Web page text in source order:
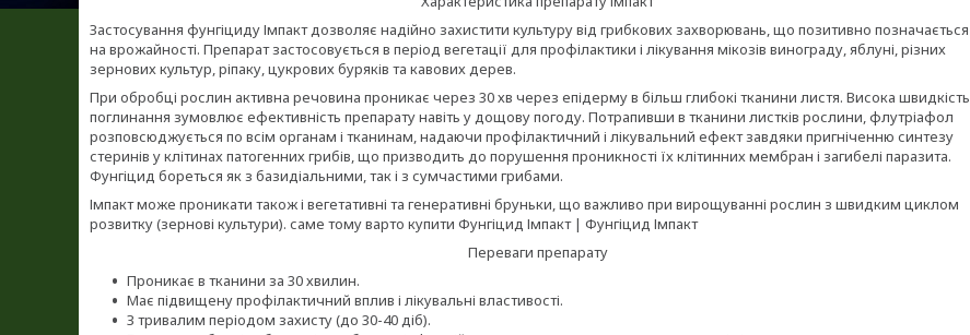
Застосування фунгіциду Імпакт дозволяє надійно захистити культуру від грибкових захворювань, що позитивно позначається
на врожайності. Препарат застосовується в період вегетації для профілактики і лікування мікозів винограду, яблуні, різних
зернових культур, ріпаку, цукрових буряків та кавових дерев.
При обробці рослин активна речовина проникає через 30 хв через епідерму в більш глибокі тканини листя. Висока швидкість
поглинання зумовлює ефективність препарату навіть у дощову погоду. Потрапивши в тканини листків рослини, флутріафол
розповсюджується по всім органам і тканинам, надаючи профілактичний і лікувальний ефект завдяки пригніченню синтезу
стеринів у клітинах патогенних грибів, що призводить до порушення проникності їх клітинних мембран і загибелі паразита.
Фунгіцид бореться як з базидіальними, так і з сумчастими грибами.
Імпакт може проникати також і вегетативні та генеративні бруньки, що важливо при вирощуванні рослин з швидким циклом
розвитку (зернові культури). саме тому варто купити Фунгіцид Імпакт | Фунгіцид Імпакт
Переваги препарату
Проникає в тканини за 30 хвилин.
Має підвищену профілактичний вплив і лікувальні властивості.
З тривалим періодом захисту (до 30-40 діб).